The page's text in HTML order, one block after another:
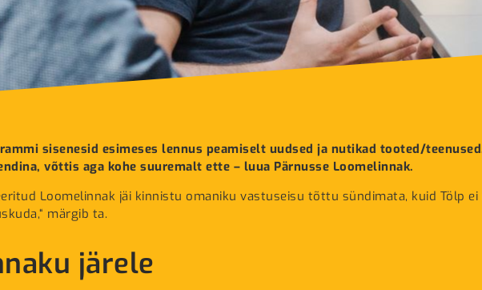
sisenesid esimeses lennus peamiselt uudsed ja nutikad tooted/
võttis aga kohe suuremalt ette – luua Pärnusse Loomelinnak.
Loomelinnak jäi kinnistu omaniku vastuseisu tõttu sündimata, kuid Tölp
märgib ta.
järele